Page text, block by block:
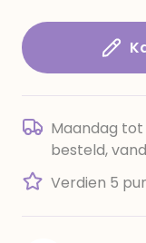
Maandag tot
besteld,
Verdien 5